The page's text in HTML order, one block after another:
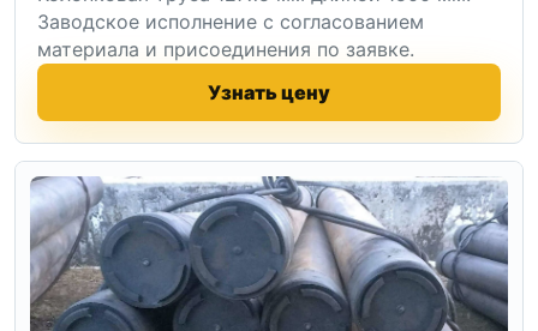
Заводское исполнение с согласованием
материала и присоединения по заявке.
Узнать цену